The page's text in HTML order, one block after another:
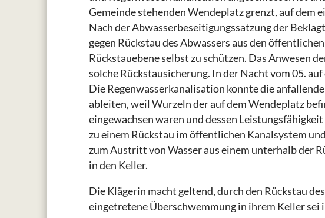
Gemeinde stehenden Wendeplatz grenzt, auf dem
Nach der Abwasserbeseitigungssatzung der
gegen Rückstau des Abwassers aus den
Rückstauebene selbst zu schützen. Das Anwesen
solche Rückstausicherung. In der Nacht vom 05.
Die Regenwasserkanalisation konnte die
ableiten, weil Wurzeln der auf dem Wendeplatz
eingewachsen waren und dessen
zu einem Rückstau im öffentlichen Kanalsystem
zum Austritt von Wasser aus einem unterhalb der
in den Keller.
Die Klägerin macht geltend, durch den Rückstau
eingetretene Überschwemmung in ihrem Keller sei